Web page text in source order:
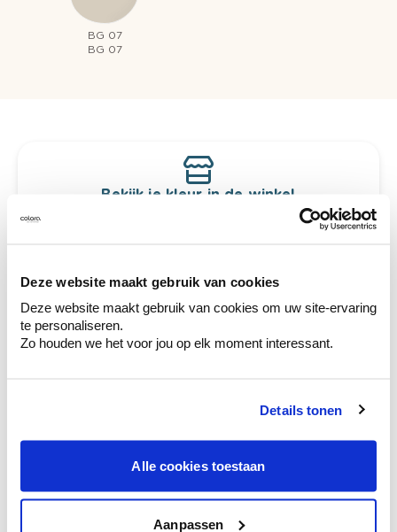
Deze website maakt gebruik van cookies
Deze website maakt gebruik van cookies om uw site-ervaring
te personaliseren.
Zo houden we het voor jou op elk moment interessant.
Details tonen
Alle cookies toestaan
Aanpassen
BG 07
BG 07
Bekijk je kleur in de winkel
Ontdek er kleurechte stalen van je
te verfijnen.
Krijg persoonlijk advies om kleuren te
combineren.
Krijg kleuradvies op basis van de lichtinval
en je meubels.